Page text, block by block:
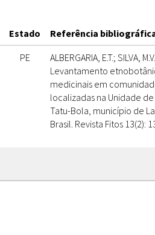
Estado Referência
PE
ALBERGARIA, E.T.; SILVA,
Levantamento
medicinais em
localizadas na Unidade
Tatu-Bola, município de
Brasil. Revista Fitos 13(2):